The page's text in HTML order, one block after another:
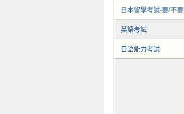
日本留學考試-要/不要
英語考試
日語能力考試